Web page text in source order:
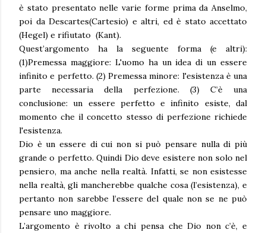
è stato presentato nelle varie forme prima da Anselmo,
poi da Descartes(Cartesio) e altri, ed è stato accettato
(Hegel) e rifiutato (Kant).
Quest’argomento ha la seguente forma (e altri):
(1)Premessa maggiore: L'uomo ha un idea di un essere
infinito e perfetto. (2) Premessa minore: l'esistenza è una
parte necessaria della perfezione. (3) C’è una
conclusione: un essere perfetto e infinito esiste, dal
momento che il concetto stesso di perfezione richiede
l'esistenza.
Dio è un essere di cui non si può pensare nulla di più
grande o perfetto. Quindi Dio deve esistere non solo nel
pensiero, ma anche nella realtà. Infatti, se non esistesse
nella realtà, gli mancherebbe qualche cosa (l’esistenza), e
pertanto non sarebbe l’essere del quale non se ne può
pensare uno maggiore.
L’argomento è rivolto a chi pensa che Dio non c’è, e